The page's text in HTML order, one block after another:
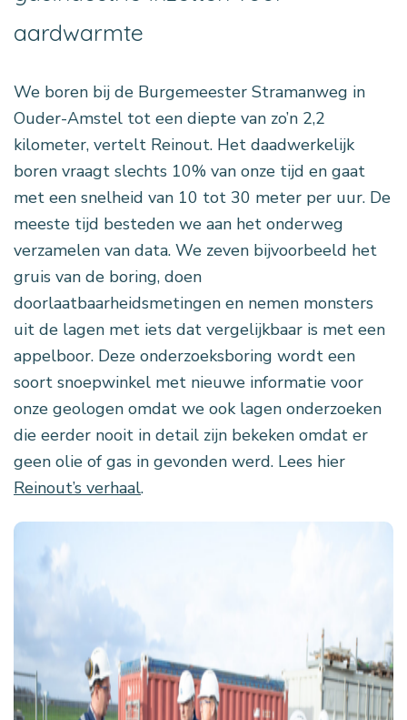
aardwarmte
We boren bij de Burgemeester Stramanweg in
Ouder-Amstel tot een diepte van zo’n 2,2
kilometer, vertelt Reinout. Het daadwerkelijk
boren vraagt slechts 10% van onze tijd en gaat
met een snelheid van 10 tot 30 meter per uur. De
meeste tijd besteden we aan het onderweg
verzamelen van data. We zeven bijvoorbeeld het
gruis van de boring, doen
doorlaatbaarheidsmetingen en nemen monsters
uit de lagen met iets dat vergelijkbaar is met een
appelboor. Deze onderzoeksboring wordt een
soort snoepwinkel met nieuwe informatie voor
onze geologen omdat we ook lagen onderzoeken
die eerder nooit in detail zijn bekeken omdat er
geen olie of gas in gevonden werd. Lees hier
Reinout’s verhaal.